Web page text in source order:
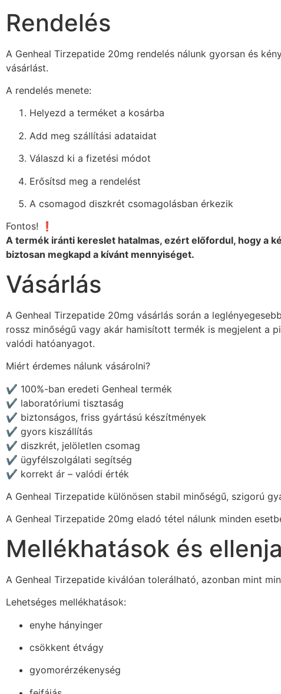
Rendelés
A Genheal Tirzepatide 20mg rendelés nálunk gyorsan és
vásárlást.
A rendelés menete:
Helyezd a terméket a kosárba
Add meg szállítási adataidat
Válaszd ki a fizetési módot
Erősítsd meg a rendelést
A csomagod diszkrét csomagolásban érkezik
Fontos! ❗
A termék iránti kereslet hatalmas, ezért előfordul, hogy a
biztosan megkapd a kívánt mennyiséget.
Vásárlás
A Genheal Tirzepatide 20mg vásárlás során a
rossz minőségű vagy akár hamisított termék is megjelent a
valódi hatóanyagot.
Miért érdemes nálunk vásárolni?
✔️ 100%-ban eredeti Genheal termék
✔️ laboratóriumi tisztaság
✔️ biztonságos, friss gyártású készítmények
✔️ gyors kiszállítás
✔️ diszkrét, jelöletlen csomag
✔️ ügyfélszolgálati segítség
✔️ korrekt ár – valódi érték
A Genheal Tirzepatide különösen stabil minőségű, szigorú
A Genheal Tirzepatide 20mg eladó tétel nálunk minden
Mellékhatások és
A Genheal Tirzepatide kiválóan tolerálható, azonban mint
Lehetséges mellékhatások:
enyhe hányinger
csökkent étvágy
gyomorérzékenység